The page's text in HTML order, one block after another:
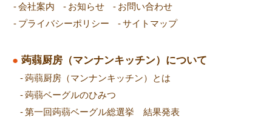
会社案内
お知らせ
お問い合わせ
プライバシーポリシー
サイトマップ
蒟蒻厨房（マンナンキッチン）について
蒟蒻厨房（マンナンキッチン）とは
蒟蒻ベーグルのひみつ
第一回蒟蒻ベーグル総選挙 結果発表